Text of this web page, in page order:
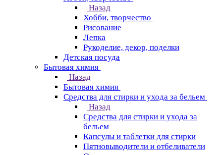
Назад
Хобби, творчество
Рисование
Лепка
Рукоделие, декор, поделки
Детская посуда
Бытовая химия
Назад
Бытовая химия
Средства для стирки и ухода за бельем
Назад
Средства для стирки и ухода за
бельем
Капсулы и таблетки для стирки
Пятновыводители и отбеливатели